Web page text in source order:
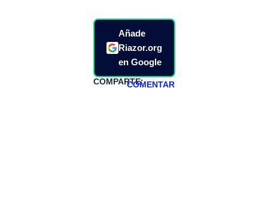
Añade
Riazor.org
en Google
COMPARTE:COMENTAR